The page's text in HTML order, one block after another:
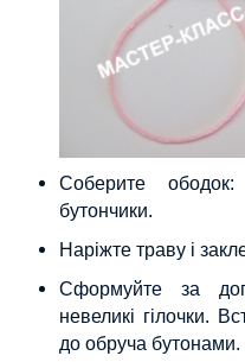
Соберите
бутончики.
Наріжте траву і
Сформуйте за
невеликі гілочки.
до обруча бутонами.